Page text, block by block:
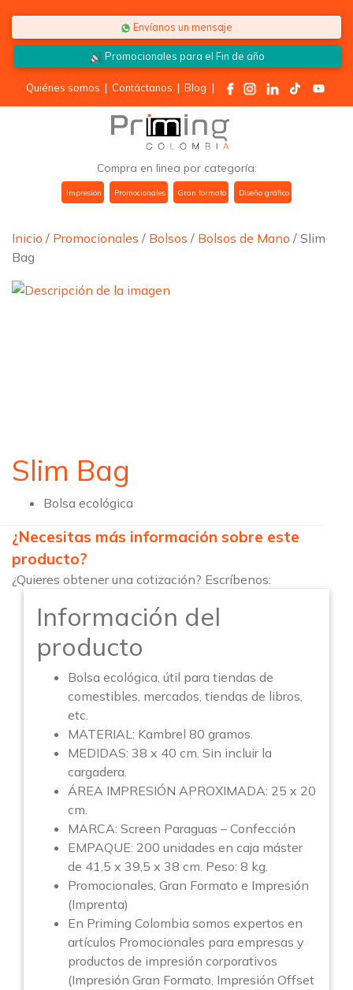
Envíanos un mensaje
Promocionales para elFin de año
Quiénes somos | Contáctanos | Blog |
Compra en linea por categoría:
Impresión Promocionales Gran formato Diseño gráfico
Inicio / Promocionales / Bolsos / Bolsos de Mano / Slim
Bag
Slim Bag
Bolsa ecológica
¿Necesitas más información sobre este
producto?
¿Quieres obtener una cotización? Escríbenos:
Información del
producto
Bolsa ecológica, útil para tiendas de
comestibles, mercados, tiendas de libros,
etc.
MATERIAL: Kambrel 80 gramos.
MEDIDAS: 38 x 40 cm. Sin incluir la
cargadera.
ÁREA IMPRESIÓN APROXIMADA: 25 x 20
cm.
MARCA: Screen Paraguas – Confección
EMPAQUE: 200 unidades en caja máster
de 41,5 x 39,5 x 38 cm. Peso: 8 kg.
Promocionales, Gran Formato e Impresión
(Imprenta)
En Priming Colombia somos expertos en
artículos Promocionales para empresas y
productos de impresión corporativos
(Impresión Gran Formato, Impresión Offset